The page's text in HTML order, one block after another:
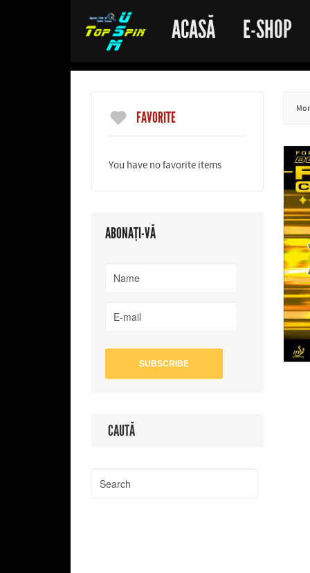
ACASĂ E-SHOP
FAVORITE
You have no favorite items
ABONAȚI-VĂ
CAUTĂ